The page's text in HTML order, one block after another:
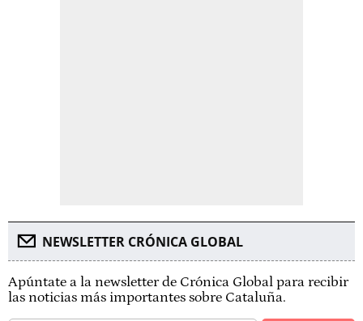
NEWSLETTER CRÓNICA GLOBAL
Apúntate a la newsletter de Crónica Global para recibir
las noticias más importantes sobre Cataluña.